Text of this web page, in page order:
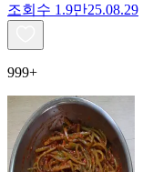
조회수 1.9만25.08.29
999+